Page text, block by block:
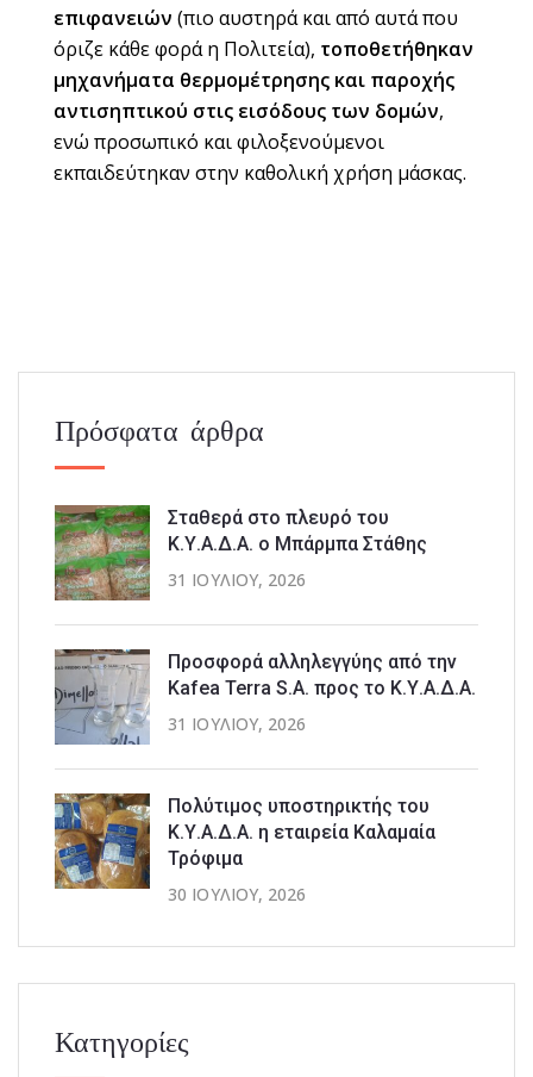
επιφανειών (πιο αυστηρά και από αυτά που
όριζε κάθε φορά η Πολιτεία), τοποθετήθηκαν
μηχανήματα θερμομέτρησης και παροχής
αντισηπτικού στις εισόδους των δομών,
ενώ προσωπικό και φιλοξενούμενοι
εκπαιδεύτηκαν στην καθολική χρήση μάσκας.
Πρόσφατα άρθρα
Σταθερά στο πλευρό του
Κ.Υ.Α.Δ.Α. ο Μπάρμπα Στάθης
31 ΙΟΥΛΊΟΥ, 2026
Προσφορά αλληλεγγύης από την
Kafea Terra S.A. προς το Κ.Υ.Α.Δ.Α.
31 ΙΟΥΛΊΟΥ, 2026
Πολύτιμος υποστηρικτής του
Κ.Υ.Α.Δ.Α. η εταιρεία Καλαμαία
Τρόφιμα
30 ΙΟΥΛΊΟΥ, 2026
Κατηγορίες